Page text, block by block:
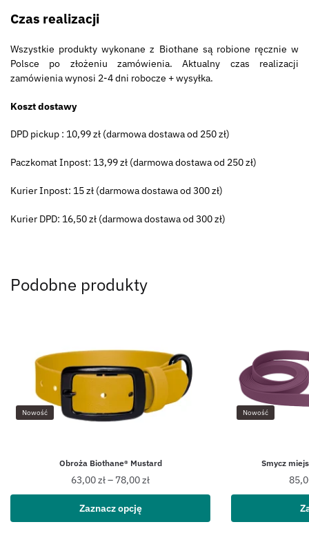
Czas realizacji
Wszystkie produkty wykonane z Biothane są robione ręcznie w
Polsce po złożeniu zamówienia. Aktualny czas realizacji
zamówienia wynosi 2-4 dni robocze + wysyłka.
Koszt dostawy
DPD pickup : 10,99 zł (darmowa dostawa od 250 zł)
Paczkomat Inpost: 13,99 zł (darmowa dostawa od 250 zł)
Kurier Inpost: 15 zł (darmowa dostawa od 300 zł)
Kurier DPD: 16,50 zł (darmowa dostawa od 300 zł)
Podobne produkty
Nowość
Obroża Biothane® Mustard
63,00zł– 78,00zł
Zaznacz opcję
Nowość
Smycz